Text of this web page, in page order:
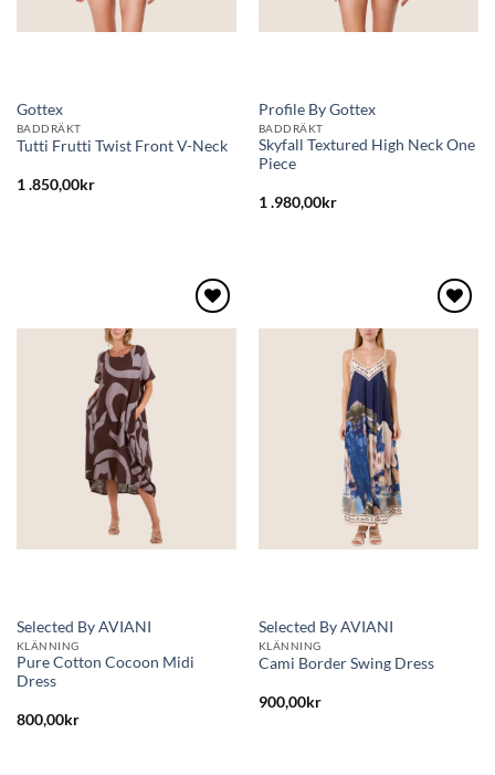
Gottex
BADDRÄKT
Tutti Frutti Twist Front V-Neck
1 .850,00kr
Profile By Gottex
BADDRÄKT
Skyfall Textured High Neck One
Piece
1 .980,00kr
Selected By AVIANI
KLÄNNING
Pure Cotton Cocoon Midi
Dress
800,00kr
Selected By AVIANI
KLÄNNING
Cami Border Swing Dress
900,00kr